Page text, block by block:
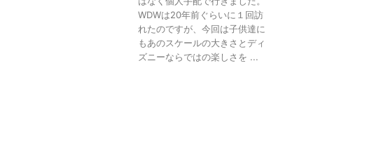
WDWは20年前ぐらいに１回訪
れたのですが、今回は子供達に
もあのスケールの大きさとディ
ズニーならではの楽しさを ...